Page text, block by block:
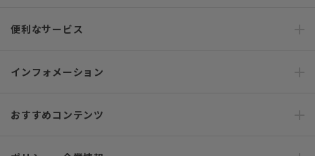
便利なサービス
インフォメーション
おすすめコンテンツ